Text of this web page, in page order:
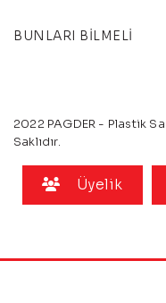
BUNLARI BİLMELİ
2022 PAGDER - Plastik
Saklıdır.
Üyelik